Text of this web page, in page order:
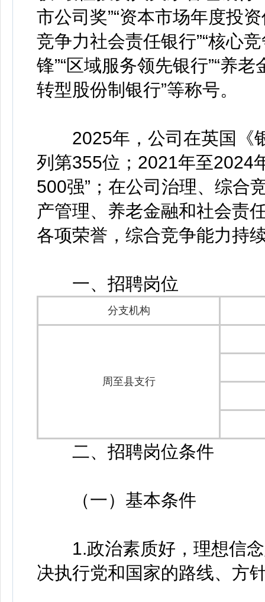
市公司奖”“资本市场年度投
竞争力社会责任银行”“核心
锋”“区域服务领先银行”“养
转型股份制银行”等称号。
2025年，公司在英国《
列第355位；2021年至2024
500强”；在公司治理、综合
产管理、养老金融和社会责
各项荣誉，综合竞争能力持
一、招聘岗位
分支机构
周至县支行
二、招聘岗位条件
（一）基本条件
1.政治素质好，理想信念
决执行党和国家的路线、方